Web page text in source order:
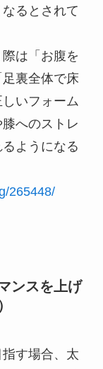
るとされて
は「お腹を
裏全体で床
いフォーム
へのストレ
ようになる
265448/
ンスを上げ
す場合、太